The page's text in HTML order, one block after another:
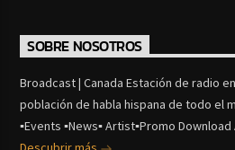
SOBRE NOSOTROS
Broadcast | Canada Estación de radio
población de habla hispana de todo el
▪Events ▪News▪ Artist▪Promo Download